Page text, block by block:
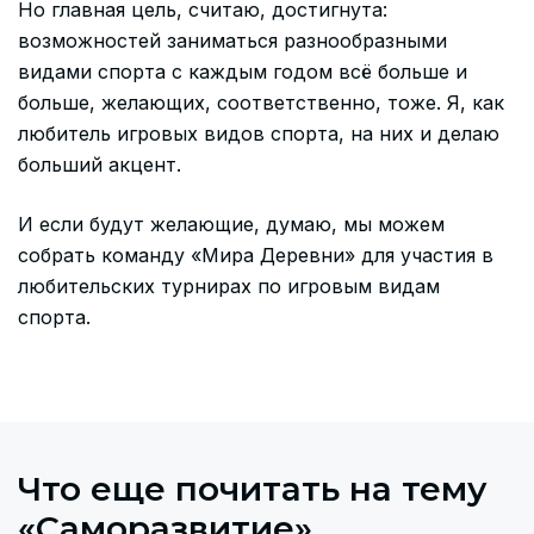
Но главная цель, считаю, достигнута:
возможностей заниматься разнообразными
видами спорта с каждым годом всё больше и
больше, желающих, соответственно, тоже. Я, как
любитель игровых видов спорта, на них и делаю
больший акцент.
И если будут желающие, думаю, мы можем
собрать команду «Мира Деревни» для участия в
любительских турнирах по игровым видам
спорта.
Что еще почитать на тему